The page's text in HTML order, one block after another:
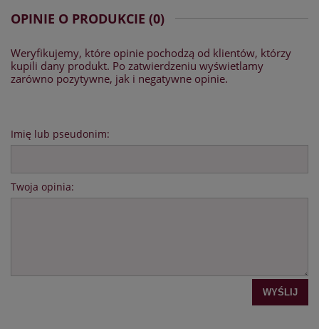
OPINIE O PRODUKCIE (0)
Weryfikujemy, które opinie pochodzą od klientów, którzy
kupili dany produkt. Po zatwierdzeniu wyświetlamy
zarówno pozytywne, jak i negatywne opinie.
Imię lub pseudonim:
Twoja opinia:
WYŚLIJ